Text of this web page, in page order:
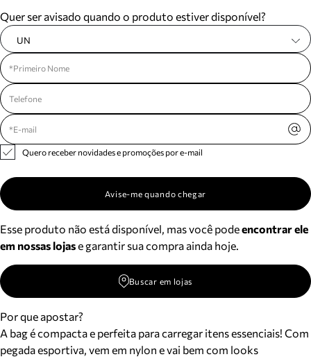
Quer ser avisado quando o produto estiver disponível?
UN
Quero receber novidades e promoções por e-mail
Avise-me quando chegar
Esse produto não está disponível, mas você podeencontrar ele
em nossas lojase garantir sua compra ainda hoje.
Buscar em lojas
Por que apostar?
A bag é compacta e perfeita para carregar itens essenciais! Com
pegada esportiva, vem em nylon e vai bem com looks